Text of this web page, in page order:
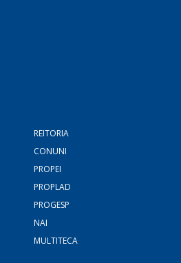
REITORIA
CONUNI
PROPEI
PROPLAD
PROGESP
NAI
MULTITECA